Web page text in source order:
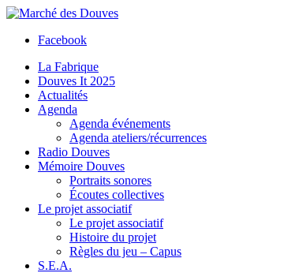
Facebook
La Fabrique
Douves It 2025
Actualités
Agenda
Agenda événements
Agenda ateliers/récurrences
Radio Douves
Mémoire Douves
Portraits sonores
Écoutes collectives
Le projet associatif
Le projet associatif
Histoire du projet
Règles du jeu – Capus
S.E.A.